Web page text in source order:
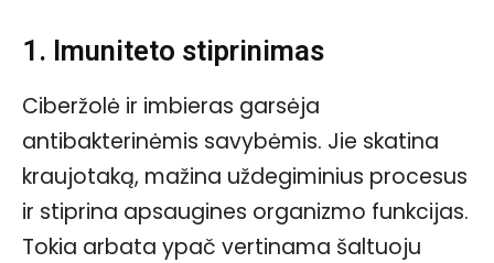
1. Imuniteto stiprinimas
Ciberžolė ir imbieras garsėja
antibakterinėmis savybėmis. Jie skatina
kraujotaką, mažina uždegiminius procesus
ir stiprina apsaugines organizmo funkcijas.
Tokia arbata ypač vertinama šaltuoju